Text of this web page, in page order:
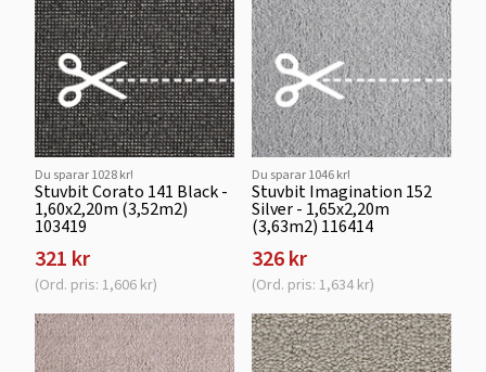
Du sparar 1028 kr!
Stuvbit Corato 141 Black -
1,60x2,20m (3,52m2)
103419
321 kr
(Ord. pris: 1,606 kr)
Du sparar 1046 kr!
Stuvbit Imagination 152
Silver - 1,65x2,20m
(3,63m2) 116414
326 kr
(Ord. pris: 1,634 kr)